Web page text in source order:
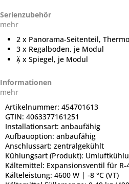
Serienzubehör
mehr
2 x Panorama-Seitenteil,
3 x Regalboden, je Modul
 x Spiegel, je Modul
Informationen
mehr
Artikelnummer: 454701613
GTIN: 4063377161251
Installationsart: anbaufähig
Aufbauoption: anbaufähig
Anschlussart: zentralgekühlt
Kühlungsart (Produkt):
Kältemittel: Expansionsventil für
Kälteleistung: 4600 W | -8 °C (VT)